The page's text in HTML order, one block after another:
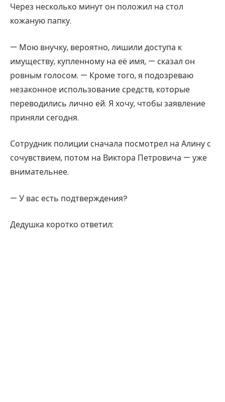
Через несколько минут он положил на стол
кожаную папку.
— Мою внучку, вероятно, лишили доступа к
имуществу, купленному на её имя, — сказал он
ровным голосом. — Кроме того, я подозреваю
незаконное использование средств, которые
переводились лично ей. Я хочу, чтобы заявление
приняли сегодня.
Сотрудник полиции сначала посмотрел на Алину с
сочувствием, потом на Виктора Петровича — уже
внимательнее.
— У вас есть подтверждения?
Дедушка коротко ответил: